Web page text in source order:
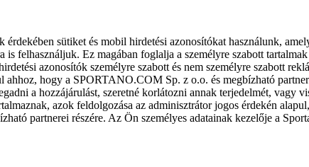
sütiket és mobil hirdetési azonosítókat használunk,
is felhasználjuk. Ez magában foglalja a személyre szabott
azonosítók személyre szabott és nem személyre szabott
hogy a SPORTANO.COM Sp. z o.o. és megbízható
a hozzájárulást, szeretné korlátozni annak terjedelmét, vagy
azok feldolgozása az adminisztrátor jogos érdekén
partnerei részére. Az Ön személyes adatainak kezelője a